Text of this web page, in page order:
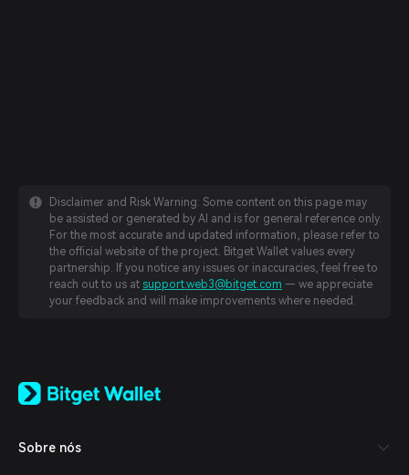
Disclaimer and Risk Warning: Some content on this page may
be assisted or generated by AI and is for general reference only.
For the most accurate and updated information, please refer to
the official website of the project. Bitget Wallet values every
partnership. If you notice any issues or inaccuracies, feel free to
reach out to us at support.web3@bitget.com — we appreciate
your feedback and will make improvements where needed.
日本語
Español (Latinoamérica)
Sobre nós